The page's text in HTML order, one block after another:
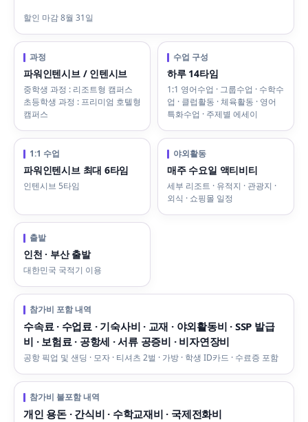
할인 마감 8월 31일
과정
파워인텐시브 / 인텐시브
중학생 과정 : 리조트형 캠퍼스
초등학생 과정 : 프리미엄 호텔형
캠퍼스
수업 구성
하루 14타임
1:1 영어수업 · 그룹수업 · 수학수
업 · 클럽활동 · 체육활동 · 영어
특화수업 · 주제별 에세이
1:1 수업
파워인텐시브 최대 6타임
인텐시브 5타임
야외활동
매주 수요일 액티비티
세부 리조트 · 유적지 · 관광지 ·
외식 · 쇼핑몰 일정
출발
인천 · 부산 출발
대한민국 국적기 이용
참가비 포함 내역
수속료 · 수업료 · 기숙사비 · 교재 · 야외활동비 · SSP 발급
비 · 보험료 · 공항세 · 서류 공증비 · 비자연장비
공항 픽업 및 샌딩 · 모자 · 티셔츠 2벌 · 가방 · 학생 ID카드 · 수료증 포함
참가비 불포함 내역
개인 용돈 · 간식비 · 수학교재비 · 국제전화비